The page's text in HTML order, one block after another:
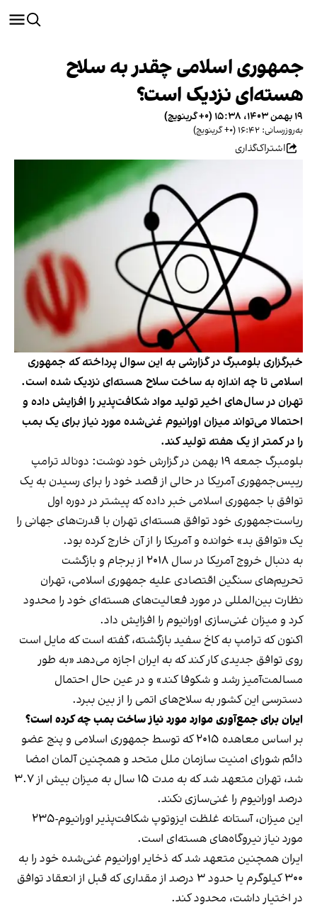
جمهوری اسلامی چقدر به سلاح
هسته‌ای نزدیک است؟
۱۹ بهمن ۱۴۰۳، ۱۵:۳۸ (‎+۰ گرینویچ)
به‌روزرسانی: ۱۶:۴۲ (‎+۰ گرینویچ)
اشتراک‌گذاری
خبرگزاری بلومبرگ در گزارشی به این سوال پرداخته که جمهوری
اسلامی تا چه اندازه به ساخت سلاح هسته‌ای نزدیک شده است.
تهران در سال‌های اخیر تولید مواد شکافت‌پذیر را افزایش داده و
احتمالا می‌تواند میزان اورانیوم غنی‌شده مورد نیاز برای یک بمب
را در کمتر از یک هفته تولید کند.
بلومبرگ جمعه ۱۹ بهمن در گزارش خود نوشت: دونالد ترامپ
رییس‌جمهوری آمریکا در حالی از قصد خود را برای رسیدن به یک
توافق با جمهوری اسلامی خبر داده که پیشتر در دوره اول
ریاست‌جمهوری‌ خود توافق هسته‌ای تهران با قدرت‌های جهانی را
یک «توافق بد» خوانده و آمریکا را از آن خارج کرده بود.
به دنبال خروج آمریکا در سال ۲۰۱۸ از برجام و بازگشت
تحریم‌های سنگین اقتصادی علیه جمهوری اسلامی، تهران
نظارت بین‌المللی در مورد فعالیت‌های هسته‌ای خود را محدود
کرد و میزان غنی‌سازی اورانیوم را افزایش داد.
اکنون که ترامپ به کاخ سفید بازگشته، گفته است که مایل است
روی توافق جدیدی کار کند که به ایران اجازه می‌دهد «به طور
مسالمت‌آمیز رشد و شکوفا کند» و در عین حال احتمال
دسترسی این کشور به سلاح‌های اتمی را از بین ببرد.
ایران برای جمع‌آوری موارد مورد نیاز ساخت بمب چه کرده است؟
بر اساس معاهده ۲۰۱۵ که توسط جمهوری اسلامی و پنج عضو
دائم شورای امنیت سازمان ملل متحد و همچنین آلمان امضا
شد، تهران متعهد شد که به مدت ۱۵ سال به میزان بیش از ۳.۷
درصد اورانیوم را غنی‌سازی نکند.
این میزان، آستانه غلظت ایزوتوپ شکافت‌پذیر اورانیوم-۲۳۵
مورد نیاز نیروگاه‌های هسته‌ای است.
ایران همچنین متعهد شد که ذخایر اورانیوم غنی‌شده خود را به
۳۰۰ کیلوگرم یا حدود ۳ درصد از مقداری که قبل از انعقاد توافق
در اختیار داشت، محدود کند.